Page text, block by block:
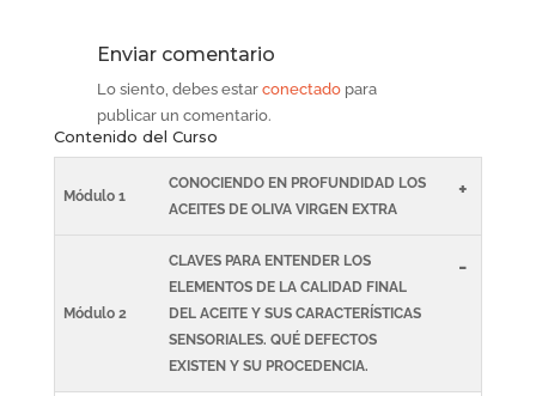
Enviar comentario
Lo siento, debes estar conectadopara
publicar un comentario.
Contenido del Curso
Módulo 1
CONOCIENDO EN PROFUNDIDAD LOS
ACEITES DE OLIVA VIRGEN EXTRA
+
Módulo 2
CLAVES PARA ENTENDER LOS
ELEMENTOS DE LA CALIDAD FINAL
DEL ACEITE Y SUS CARACTERÍSTICAS
SENSORIALES. QUÉ DEFECTOS
EXISTEN Y SU PROCEDENCIA.
-